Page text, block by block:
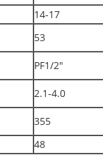
14-17
53
PF1/2"
2.1-4.0
355
48